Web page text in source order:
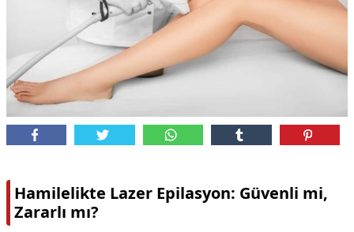
Hamilelikte Lazer Epilasyon: Güvenli mi,
Zararlı mı?